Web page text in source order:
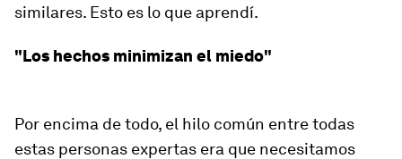
similares. Esto es lo que aprendí.
"Los hechos minimizan el miedo"
Por encima de todo, el hilo común entre todas
estas personas expertas era que necesitamos